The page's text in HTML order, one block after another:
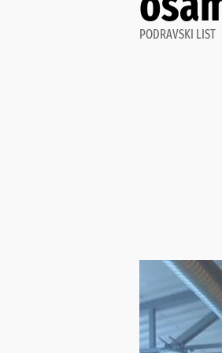
PODRAVSKI LIST